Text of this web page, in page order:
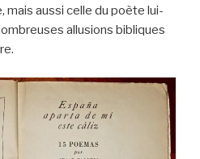
mais aussi celle du poète lui-
allusions bibliques